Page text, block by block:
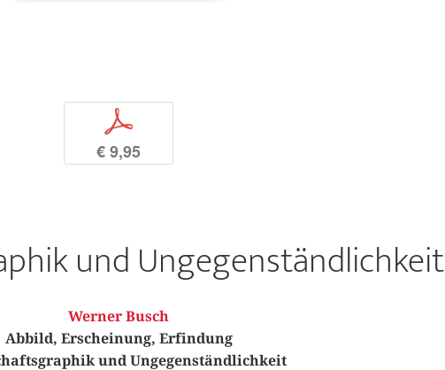
p
€ 9,95
und Ungegenständlichkeit
Werner Busch
Abbild, Erscheinung, Erfindung
und Ungegenständlichkeit